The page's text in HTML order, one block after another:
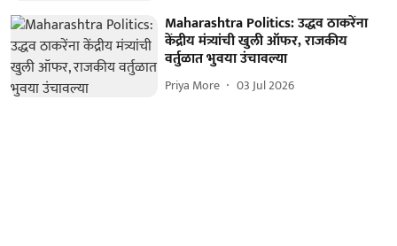
Maharashtra Politics: उद्धव ठाकरेंना
केंद्रीय मंत्र्यांची खुली ऑफर, राजकीय
वर्तुळात भुवया उंचावल्या
Priya More 03 Jul 2026